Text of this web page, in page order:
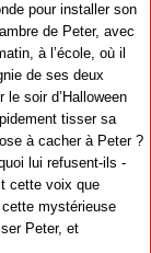
pour installer son
de Peter, avec
à l’école, où il
de ses deux
soir d’Halloween
tisser sa
à cacher à Peter ?
lui refusent-ils -
cette voix que
cette mystérieuse
Peter, et